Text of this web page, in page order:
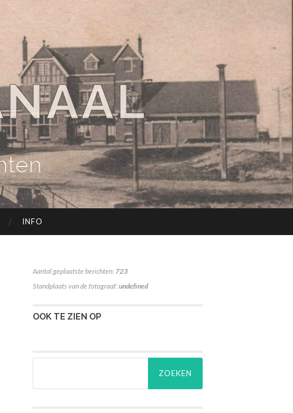
INFO
Aantal geplaatste berichten: 723
Standplaats van de fotograaf:undefined
OOK TE ZIEN OP